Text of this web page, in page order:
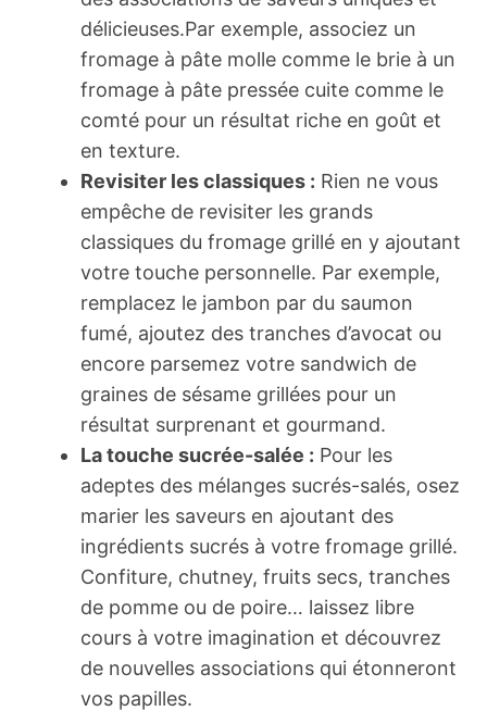
délicieuses.Par exemple, associez un
fromage à pâte molle comme le brie à un
fromage à pâte pressée cuite comme le
comté pour un résultat riche en goût et
en texture.
Revisiter les classiques : Rien ne vous
empêche de revisiter les grands
classiques du fromage grillé en y ajoutant
votre touche personnelle. Par exemple,
remplacez le jambon par du saumon
fumé, ajoutez des tranches d’avocat ou
encore parsemez votre sandwich de
graines de sésame grillées pour un
résultat surprenant et gourmand.
La touche sucrée-salée : Pour les
adeptes des mélanges sucrés-salés, osez
marier les saveurs en ajoutant des
ingrédients sucrés à votre fromage grillé.
Confiture, chutney, fruits secs, tranches
de pomme ou de poire… laissez libre
cours à votre imagination et découvrez
de nouvelles associations qui étonneront
vos papilles.